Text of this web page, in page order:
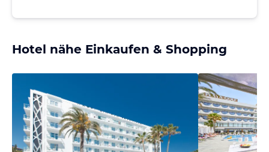
Hotel nähe Einkaufen & Shopping